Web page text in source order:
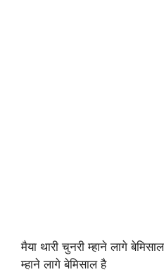
मैया थारी चुनरी म्हाने लागे
म्हाने लागे बेमिसाल है